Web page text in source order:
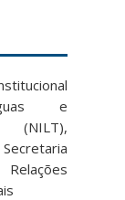
e
(NILT),